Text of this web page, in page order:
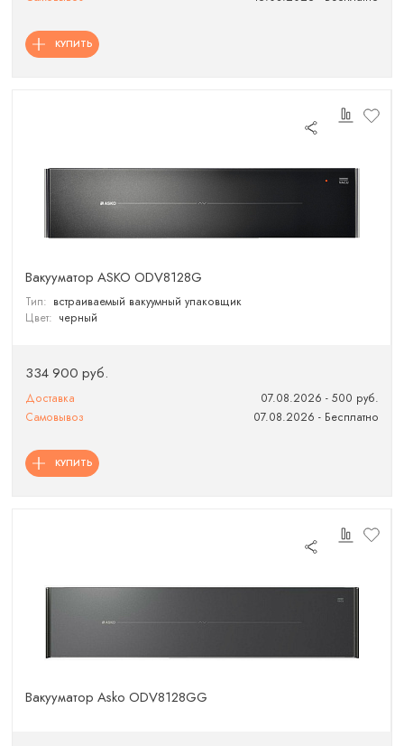
КУПИТЬ
Вакууматор ASKO ODV8128G
Тип: встраиваемый вакуумный упаковщик
Цвет: черный
334 900 руб.
Доставка
07.08.2026 - 500 руб.
Самовывоз
07.08.2026 - Бесплатно
КУПИТЬ
Вакууматор Asko ODV8128GG